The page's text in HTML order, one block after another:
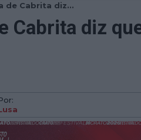
de Cabrita diz...
Cabrita diz